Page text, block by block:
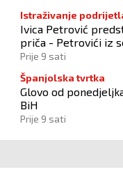
Istraživanje
Ivica Petrović
priča - Petrovići iz
Prije 9 sati
Španjolska tvrtka
Glovo od
BiH
Prije 9 sati